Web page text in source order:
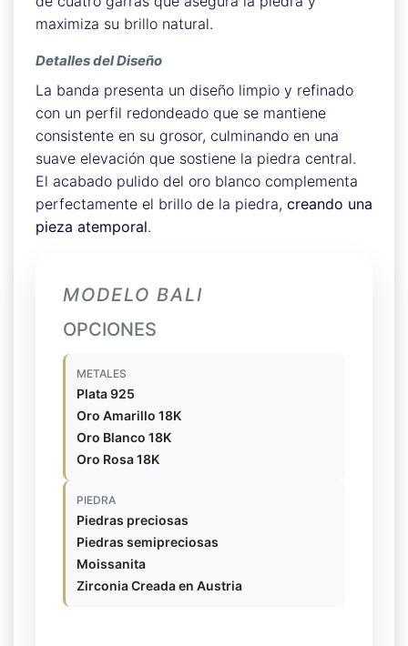
maximiza su brillo natural.
Detalles del Diseño
La banda presenta un diseño limpio y refinado
con un perfil redondeado que se mantiene
consistente en su grosor, culminando en una
suave elevación que sostiene la piedra central.
El acabado pulido del oro blanco complementa
perfectamente el brillo de la piedra, creando una
pieza atemporal.
MODELO BALI
OPCIONES
METALES
Plata 925
Oro Amarillo 18K
Oro Blanco 18K
Oro Rosa 18K
PIEDRA
Piedras preciosas
Piedras semipreciosas
Moissanita
Zirconia Creada en Austria